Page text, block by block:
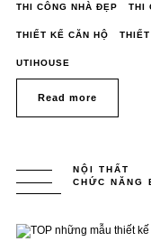
THI CÔNG NHÀ ĐẸP THI
THIẾT KẾ CĂN HỘ
UTIHOUSE
Read more
NỘI THẤT
CHỨC NĂNG